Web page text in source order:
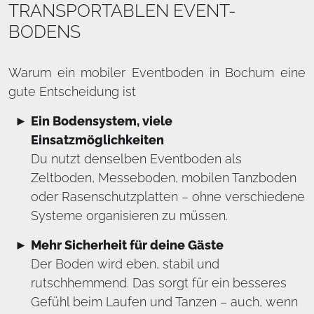
TRANSPORTABLEN EVENT-
BODENS
Warum ein mobiler Eventboden in Bochum eine
gute Entscheidung ist
Ein Bodensystem, viele
Einsatzmöglichkeiten
Du nutzt denselben Eventboden als
Zeltboden, Messeboden, mobilen Tanzboden
oder Rasenschutzplatten – ohne verschiedene
Systeme organisieren zu müssen.
Mehr Sicherheit für deine Gäste
Der Boden wird eben, stabil und
rutschhemmend. Das sorgt für ein besseres
Gefühl beim Laufen und Tanzen – auch, wenn